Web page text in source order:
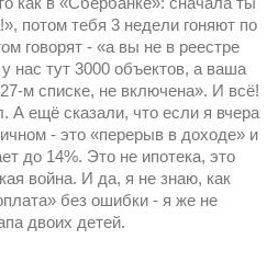
как в «Сбербанке»: сначала ты
потом тебя 3 недели гоняют по
говорят - «а вы не в реестре
нас тут 3000 объектов, а ваша
м списке, не включена». И всё!
А ещё сказали, что если я вчера
- это «перерыв в доходе» и
до 14%. Это не ипотека, это
война. И да, я не знаю, как
без ошибки - я же не
двоих детей.